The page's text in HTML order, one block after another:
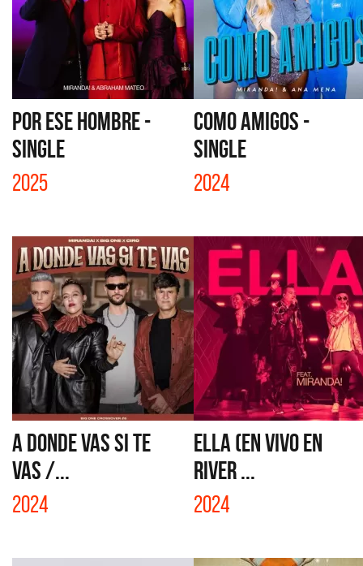
POR ESE HOMBRE -
SINGLE
2025
COMO AMIGOS -
SINGLE
2024
A DONDE VAS SI TE
VAS /...
2024
ELLA (EN VIVO EN
RIVER ...
2024